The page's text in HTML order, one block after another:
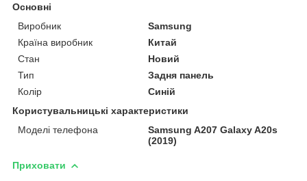
Основні
Виробник
Samsung
Країна виробник
Китай
Стан
Новий
Тип
Задня панель
Колір
Синій
Користувальницькі характеристики
Моделі телефона
Samsung A207 Galaxy A20s
(2019)
Приховати